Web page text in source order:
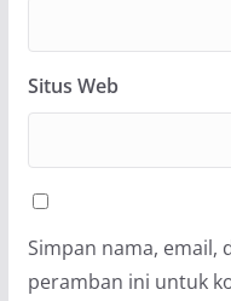
Situs Web
Simpan nama, email,
peramban ini untuk